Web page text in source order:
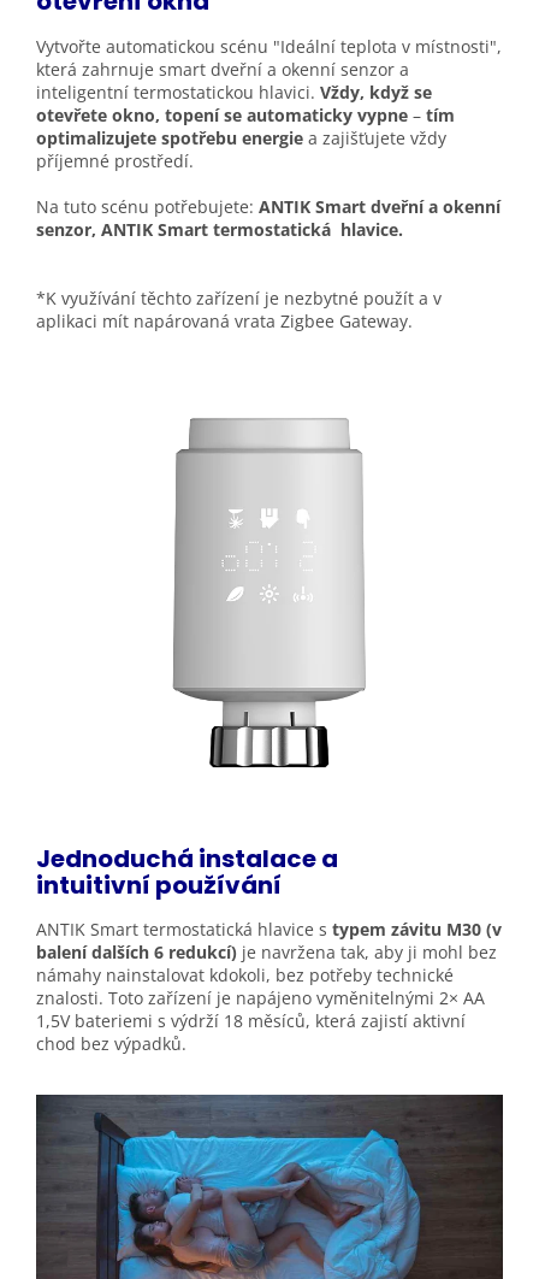
Vytvořte automatickou scénu "Ideální teplota v místnosti",
která zahrnuje smart dveřní a okenní senzor a
inteligentní termostatickou hlavici. Vždy, když se
otevřete okno, topení se automaticky vypne – tím
optimalizujete spotřebu energie a zajišťujete vždy
příjemné prostředí.
Na tuto scénu potřebujete: ANTIK Smart dveřní a okenní
senzor, ANTIK Smart termostatická hlavice.
*K využívání těchto zařízení je nezbytné použít a v
aplikaci mít napárovaná vrata Zigbee Gateway.
Jednoduchá instalace a
intuitivní používání
ANTIK Smart termostatická hlavice s typem závitu M30 (v
balení dalších 6 redukcí) je navržena tak, aby ji mohl bez
námahy nainstalovat kdokoli, bez potřeby technické
znalosti. Toto zařízení je napájeno vyměnitelnými 2× AA
1,5V bateriemi s výdrží 18 měsíců, která zajistí aktivní
chod bez výpadků.